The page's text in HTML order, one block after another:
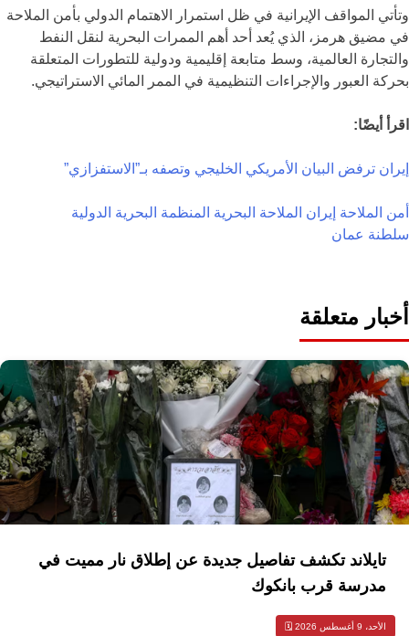
وتأتي المواقف الإيرانية في ظل استمرار الاهتمام الدولي بأمن الملاحة
في مضيق هرمز، الذي يُعد أحد أهم الممرات البحرية لنقل النفط
والتجارة العالمية، وسط متابعة إقليمية ودولية للتطورات المتعلقة
بحركة العبور والإجراءات التنظيمية في الممر المائي الاستراتيجي.
اقرأ أيضًا:
إيران ترفض البيان الأمريكي الخليجي وتصفه بـ”الاستفزازي”
أمن الملاحة إيران الملاحة البحرية المنظمة البحرية الدولية
سلطنة عمان
أخبار متعلقة
تايلاند تكشف تفاصيل جديدة عن إطلاق نار مميت في
مدرسة قرب بانكوك
الأحد، 9 أغسطس 2026 🗓️